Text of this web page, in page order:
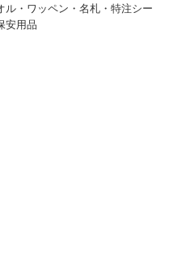
・ワッペン・名札・特注シー
安用品